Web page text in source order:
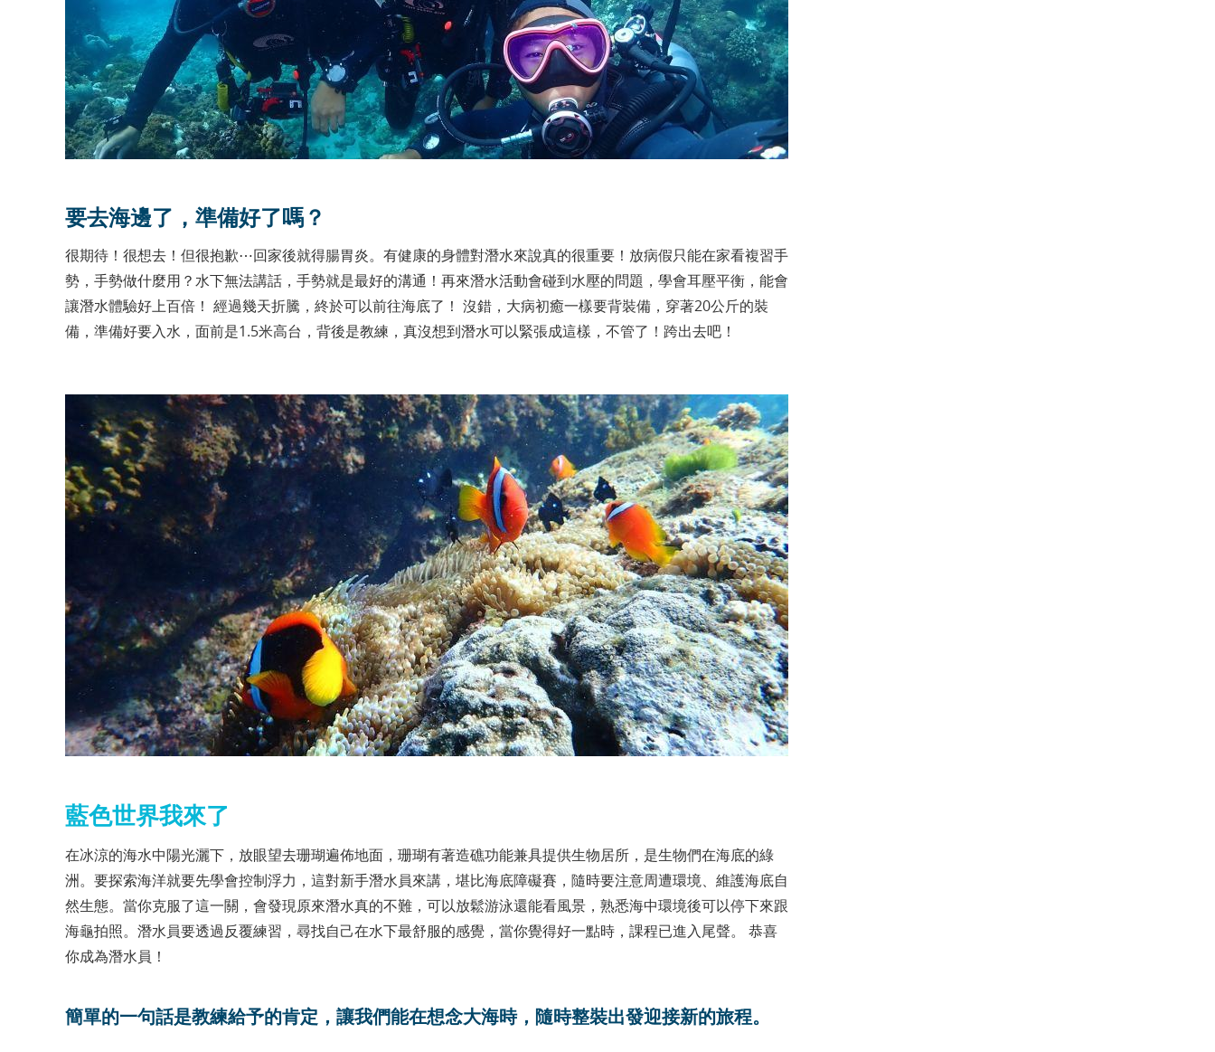
要去海邊了，準備好了嗎？
很期待！很想去！但很抱歉⋯回家後就得腸胃炎。有健康的身體對潛水來說真的很重要！放病假只能在家看複習手
勢，手勢做什麼用？水下無法講話，手勢就是最好的溝通！再來潛水活動會碰到水壓的問題，學會耳壓平衡，能會
讓潛水體驗好上百倍！ 經過幾天折騰，終於可以前往海底了！ 沒錯，大病初癒一樣要背裝備，穿著20公斤的裝
備，準備好要入水，面前是1.5米高台，背後是教練，真沒想到潛水可以緊張成這樣，不管了！跨出去吧！
藍色世界我來了
在冰涼的海水中陽光灑下，放眼望去珊瑚遍佈地面，珊瑚有著造礁功能兼具提供生物居所，是生物們在海底的綠
洲。要探索海洋就要先學會控制浮力，這對新手潛水員來講，堪比海底障礙賽，隨時要注意周遭環境、維護海底自
然生態。當你克服了這一關，會發現原來潛水真的不難，可以放鬆游泳還能看風景，熟悉海中環境後可以停下來跟
海龜拍照。潛水員要透過反覆練習，尋找自己在水下最舒服的感覺，當你覺得好一點時，課程已進入尾聲。 恭喜
你成為潛水員！
簡單的一句話是教練給予的肯定，讓我們能在想念大海時，隨時整裝出發迎接新的旅程。